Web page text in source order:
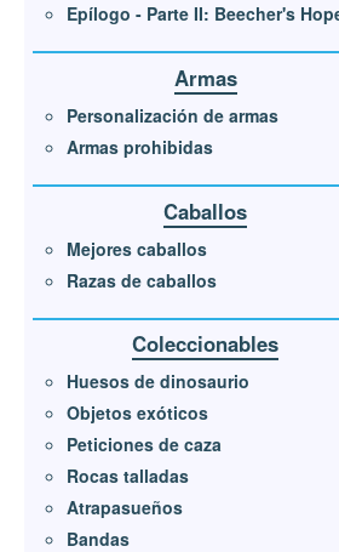
Epílogo - Parte II: Beecher's
Armas
Personalización de armas
Armas prohibidas
Caballos
Mejores caballos
Razas de caballos
Coleccionables
Huesos de dinosaurio
Objetos exóticos
Peticiones de caza
Rocas talladas
Atrapasueños
Bandas